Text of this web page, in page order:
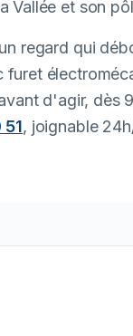
Vallée et son
regard qui
d'agir, dès
, joignable